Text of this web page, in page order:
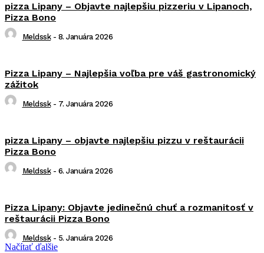
pizza Lipany – Objavte najlepšiu pizzeriu v Lipanoch,
Pizza Bono
Meldssk - 8. Januára 2026
Pizza Lipany – Najlepšia voľba pre váš gastronomický
zážitok
Meldssk - 7. Januára 2026
pizza Lipany – objavte najlepšiu pizzu v reštaurácii
Pizza Bono
Meldssk - 6. Januára 2026
Pizza Lipany: Objavte jedinečnú chuť a rozmanitosť v
reštaurácii Pizza Bono
Meldssk - 5. Januára 2026
Načítať ďalšie